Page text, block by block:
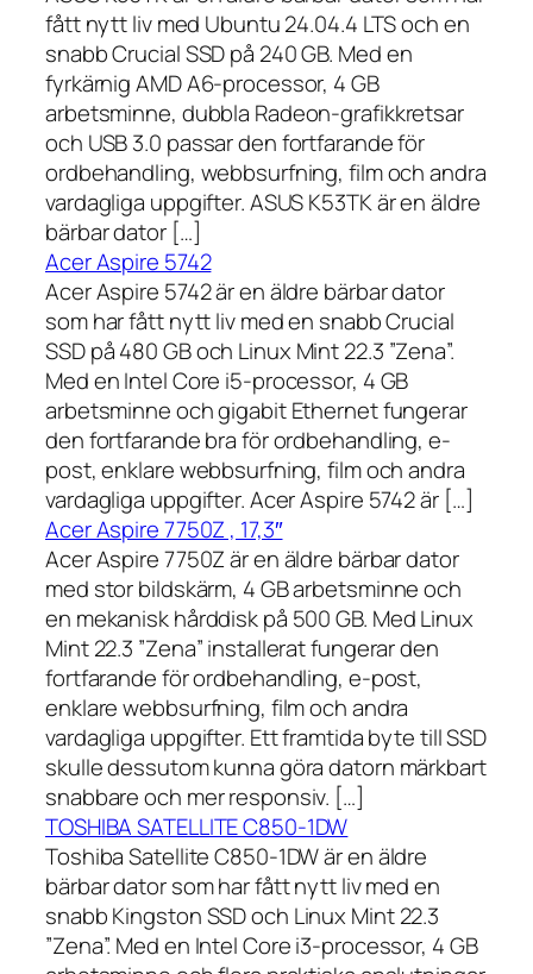
fått nytt liv med Ubuntu 24.04.4 LTS och en
snabb Crucial SSD på 240 GB. Med en
fyrkärnig AMD A6-processor, 4 GB
arbetsminne, dubbla Radeon-grafikkretsar
och USB 3.0 passar den fortfarande för
ordbehandling, webbsurfning, film och andra
vardagliga uppgifter. ASUS K53TK är en äldre
bärbar dator […]
Acer Aspire 5742
Acer Aspire 5742 är en äldre bärbar dator
som har fått nytt liv med en snabb Crucial
SSD på 480 GB och Linux Mint 22.3 ”Zena”.
Med en Intel Core i5-processor, 4 GB
arbetsminne och gigabit Ethernet fungerar
den fortfarande bra för ordbehandling, e-
post, enklare webbsurfning, film och andra
vardagliga uppgifter. Acer Aspire 5742 är […]
Acer Aspire 7750Z , 17,3″
Acer Aspire 7750Z är en äldre bärbar dator
med stor bildskärm, 4 GB arbetsminne och
en mekanisk hårddisk på 500 GB. Med Linux
Mint 22.3 ”Zena” installerat fungerar den
fortfarande för ordbehandling, e-post,
enklare webbsurfning, film och andra
vardagliga uppgifter. Ett framtida byte till SSD
skulle dessutom kunna göra datorn märkbart
snabbare och mer responsiv. […]
TOSHIBA SATELLITE C850-1DW
Toshiba Satellite C850-1DW är en äldre
bärbar dator som har fått nytt liv med en
snabb Kingston SSD och Linux Mint 22.3
”Zena”. Med en Intel Core i3-processor, 4 GB